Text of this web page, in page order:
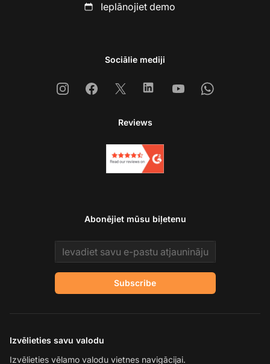
Ieplānojiet demo
Sociālie mediji
InstagramFacebook
X LinkedinYoutubeWhatsapp
Reviews
Abonējiet mūsu biļetenu
Email address
Subscribe
Izvēlieties savu valodu
Izvēlieties vēlamo valodu vietnes navigācijai.